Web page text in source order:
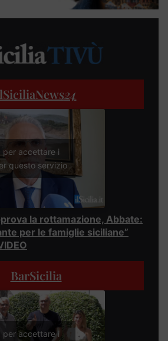
24
per accettare i
questo servizio
la rottamazione, Abbate:
per le famiglie siciliane”
BarSicilia
per accettare i